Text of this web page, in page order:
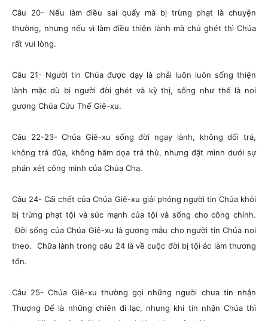
Câu 20- Nếu làm điều sai quấy mà bị trừng phạt là chuyện
thường, nhưng nếu vì làm điều thiện lành mà chủ ghét thì Chúa
rất vui lòng.
Câu 21- Người tin Chúa được dạy là phải luôn luôn sống thiện
lành mặc dù bị người đời ghét và kỳ thị, sống như thế là noi
gương Chúa Cứu Thế Giê-xu.
Câu 22-23- Chúa Giê-xu sống đời ngay lành, không dối trá,
không trả đũa, không hăm dọa trả thù, nhưng đặt mình dưới sự
phán xét công minh của Chúa Cha.
Câu 24- Cái chết của Chúa Giê-xu giải phóng người tin Chúa khỏi
bị trừng phạt tội và sức mạnh của tội và sống cho công chính.
Đời sống của Chúa Giê-xu là gương mẫu cho người tin Chúa noi
theo. Chữa lành trong câu 24 là về cuộc đời bị tội ác làm thương
tổn.
Câu 25- Chúa Giê-xu thường gọi những người chưa tin nhận
Thượng Đế là những chiên đi lạc, nhưng khi tin nhận Chúa thì